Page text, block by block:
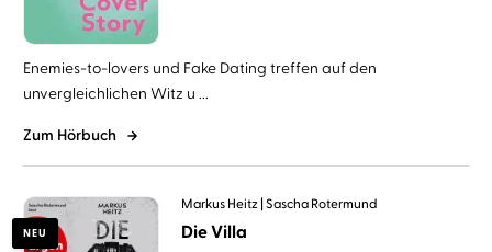
Enemies-to-lovers und Fake Dating treffen auf den
unvergleichlichen Witz u ...
Zum Hörbuch
NEU
Markus Heitz Sascha Rotermund
Die Villa